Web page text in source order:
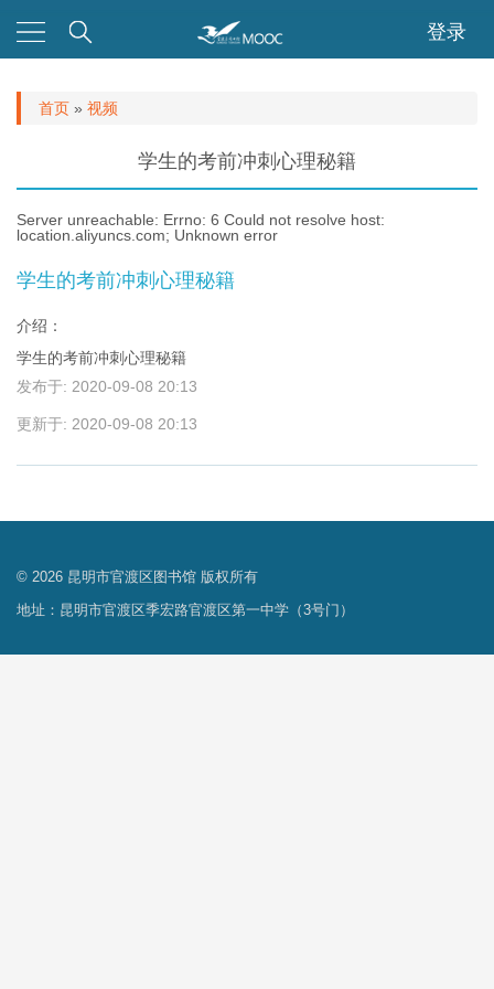
登录
首页 » 视频
学生的考前冲刺心理秘籍
Server unreachable: Errno: 6 Could not resolve host:
location.aliyuncs.com; Unknown error
学生的考前冲刺心理秘籍
介绍：
学生的考前冲刺心理秘籍
发布于: 2020-09-08 20:13
更新于: 2020-09-08 20:13
© 2026 昆明市官渡区图书馆 版权所有
地址：昆明市官渡区季宏路官渡区第一中学（3号门）